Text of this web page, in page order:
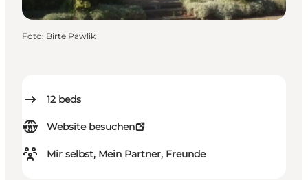
12 beds
Website besuchen
Mir selbst, Mein Partner, Freunde
Foto: Birte Pawlik